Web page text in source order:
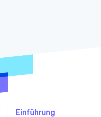
Identity
Einführung